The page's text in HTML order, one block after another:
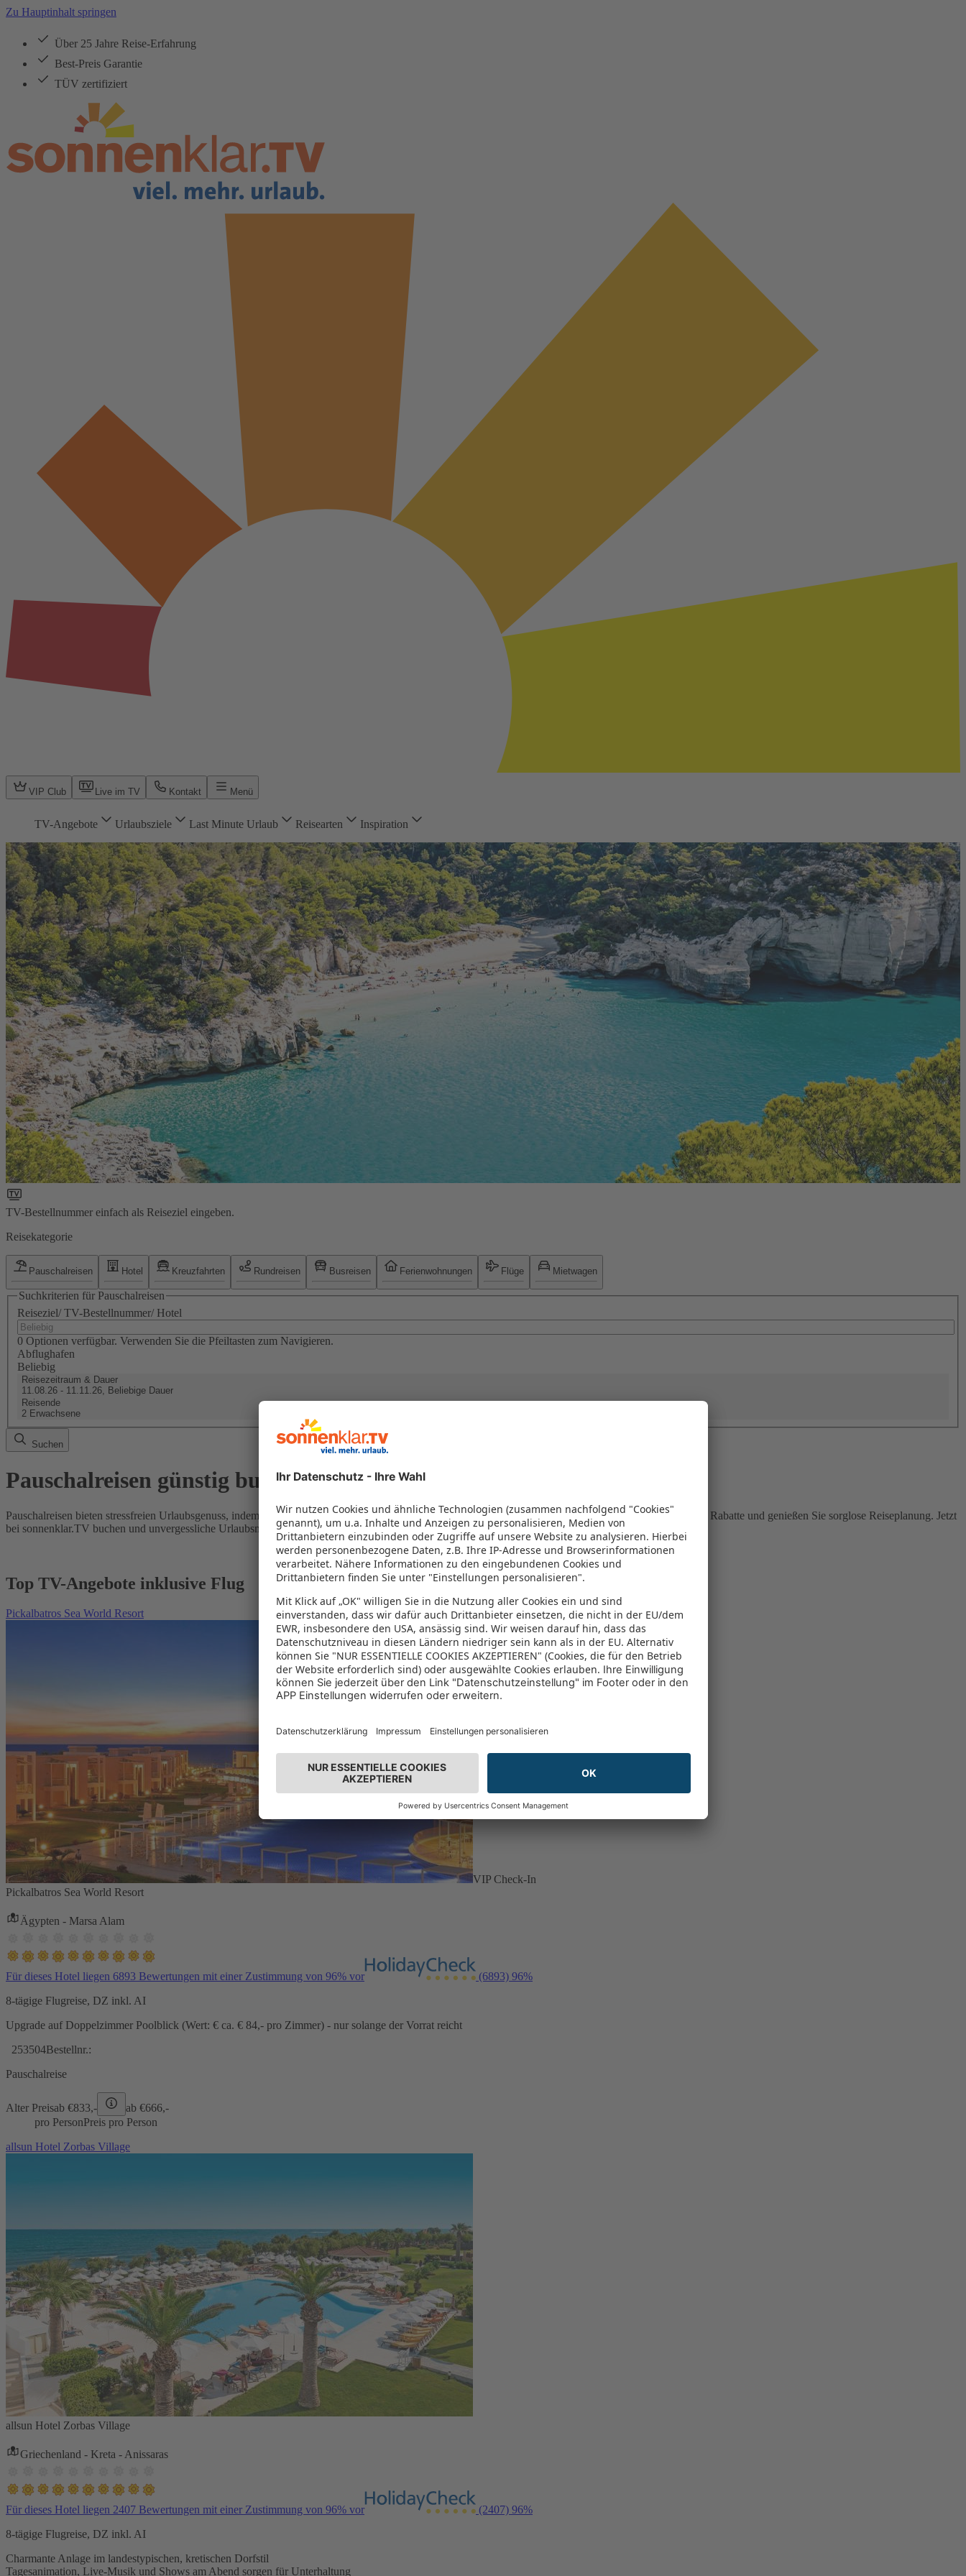
Zu Hauptinhalt springen
Über 25 Jahre Reise-Erfahrung
Best-Preis Garantie
TÜV zertifiziert
VIP Club Live im TV Kontakt Menü
TV-Angebote Urlaubsziele Last Minute Urlaub Reisearten Inspiration
TV-Bestellnummer einfach als Reiseziel eingeben.
Reisekategorie
Pauschalreisen Hotel Kreuzfahrten Rundreisen Busreisen Ferienwohnungen Flüge Mietwagen
Suchkriterien für Pauschalreisen
Reiseziel/ TV-Bestellnummer/ Hotel
0 Optionen verfügbar. Verwenden Sie die Pfeiltasten zum Navigieren.
Abflughafen
Beliebig
Reisezeitraum & Dauer
11.08.26 - 11.11.26, Beliebige Dauer
Reisende
2 Erwachsene
Suchen
Pauschalreisen günstig buchen
Pauschalreisen bieten stressfreien Urlaubsgenuss, indem Flug und Hotel in einem Paket kombiniert werden – das spart Zeit und Geld. Nutzen Sie attraktive Rabatte und genießen Sie sorglose Reiseplanung. Jetzt
bei sonnenklar.TV buchen und unvergessliche Urlaubsmomente erleben!
Top TV-Angebote inklusive Flug
Pickalbatros Sea World Resort
VIP Check-In
Pickalbatros Sea World Resort
Ägypten - Marsa Alam
Für dieses Hotel liegen 6893 Bewertungen mit einer Zustimmung von 96% vor (6893) 96%
8-tägige Flugreise, DZ inkl. AI
Upgrade auf Doppelzimmer Poolblick (Wert: € ca. € 84,- pro Zimmer) - nur solange der Vorrat reicht
253504Bestellnr.:
Pauschalreise
Alter Preisab €833,- ab €666,-
pro PersonPreis pro Person
allsun Hotel Zorbas Village
allsun Hotel Zorbas Village
Griechenland - Kreta - Anissaras
Für dieses Hotel liegen 2407 Bewertungen mit einer Zustimmung von 96% vor (2407) 96%
8-tägige Flugreise, DZ inkl. AI
Charmante Anlage im landestypischen, kretischen Dorfstil
Tagesanimation, Live-Musik und Shows am Abend sorgen für Unterhaltung